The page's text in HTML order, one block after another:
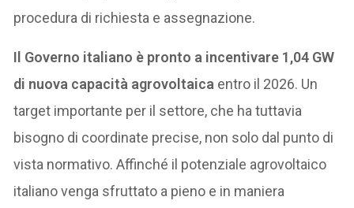
procedura di richiesta e assegnazione.
Il Governo italiano è pronto a incentivare 1,04 GW
di nuova capacità agrovoltaica entro il 2026. Un
target importante per il settore, che ha tuttavia
bisogno di coordinate precise, non solo dal punto di
vista normativo. Affinché il potenziale agrovoltaico
italiano venga sfruttato a pieno e in maniera